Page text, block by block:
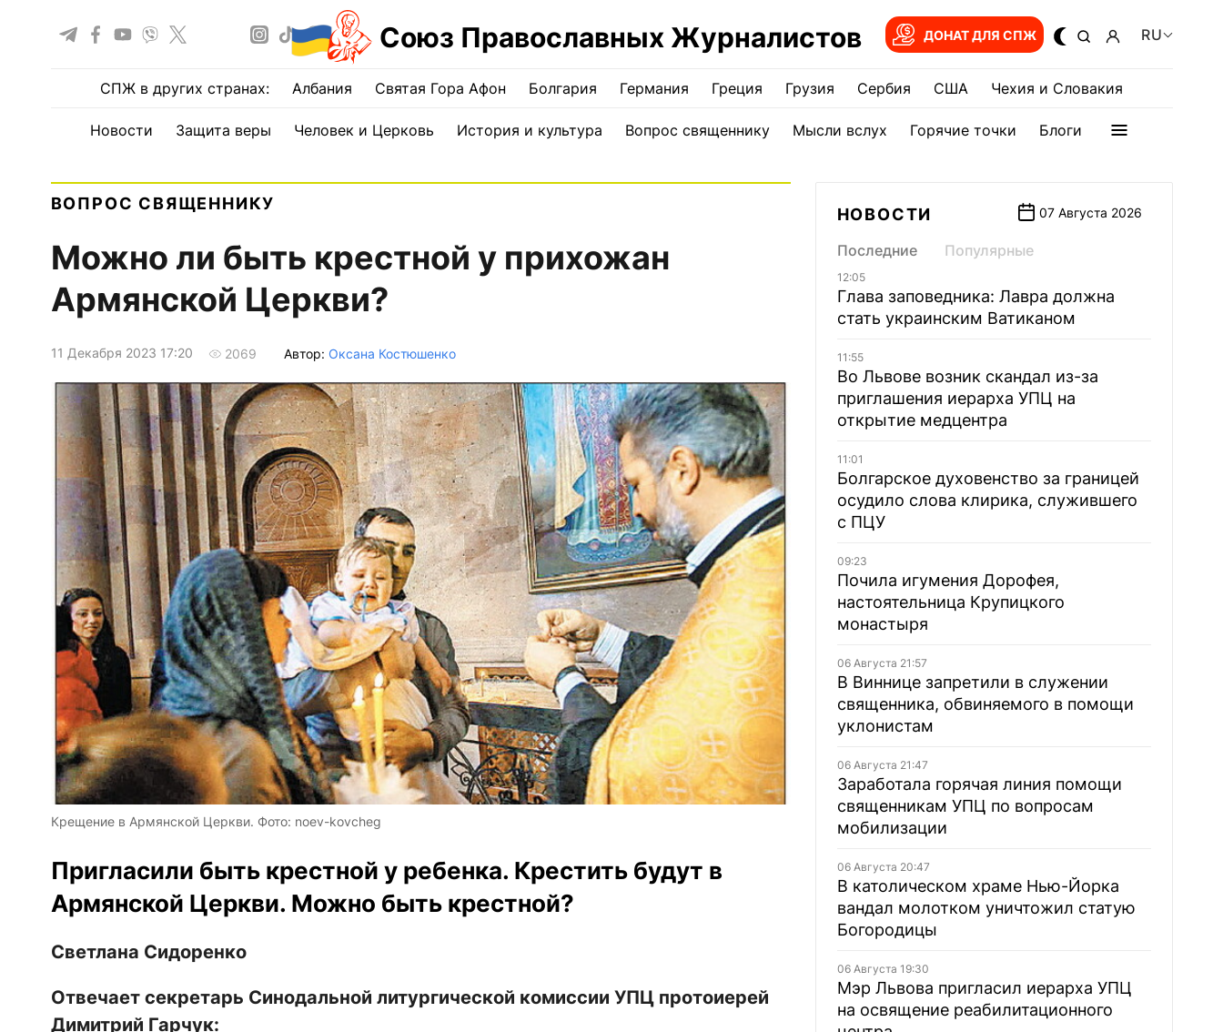
Союз Православных Журналистов ДОНАТ ДЛЯ СПЖ RU
СПЖ в других странах: Албания Святая Гора Афон Болгария Германия Греция Грузия Сербия США Чехия и Словакия
Новости Защита веры Человек и Церковь История и культура Вопрос священнику Мысли вслух Горячие точки Блоги
ВОПРОС СВЯЩЕННИКУ
Можно ли быть крестной у прихожан
Армянской Церкви?
11 Декабря 2023 17:20 2069 Автор: Оксана Костюшенко
Крещение в Армянской Церкви. Фото: noev-kovcheg
Пригласили быть крестной у ребенка. Крестить будут в
Армянской Церкви. Можно быть крестной?
Светлана Сидоренко
Отвечает секретарь Синодальной литургической комиссии УПЦ протоиерей
Димитрий Гарчук:
НОВОСТИ 07 Августа 2026
Последние Популярные
12:05
Глава заповедника: Лавра должна
стать украинским Ватиканом
11:55
Во Львове возник скандал из-за
приглашения иерарха УПЦ на
открытие медцентра
11:01
Болгарское духовенство за границей
осудило слова клирика, служившего
с ПЦУ
09:23
Почила игумения Дорофея,
настоятельница Крупицкого
монастыря
06 Августа 21:57
В Виннице запретили в служении
священника, обвиняемого в помощи
уклонистам
06 Августа 21:47
Заработала горячая линия помощи
священникам УПЦ по вопросам
мобилизации
06 Августа 20:47
В католическом храме Нью-Йорка
вандал молотком уничтожил статую
Богородицы
06 Августа 19:30
Мэр Львова пригласил иерарха УПЦ
на освящение реабилитационного